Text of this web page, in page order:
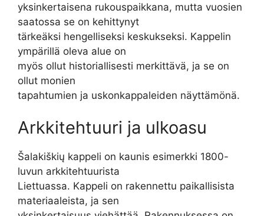
yksinkertaisena rukouspaikkana, mutta vuosien
saatossa se on kehittynyt
tärkeäksi hengelliseksi keskukseksi. Kappelin
ympärillä oleva alue on
myös ollut historiallisesti merkittävä, ja se on
ollut monien
tapahtumien ja uskonkappaleiden näyttämönä.
Arkkitehtuuri ja ulkoasu
Šalakiškių kappeli on kaunis esimerkki 1800-
luvun arkkitehtuurista
Liettuassa. Kappeli on rakennettu paikallisista
materiaaleista, ja sen